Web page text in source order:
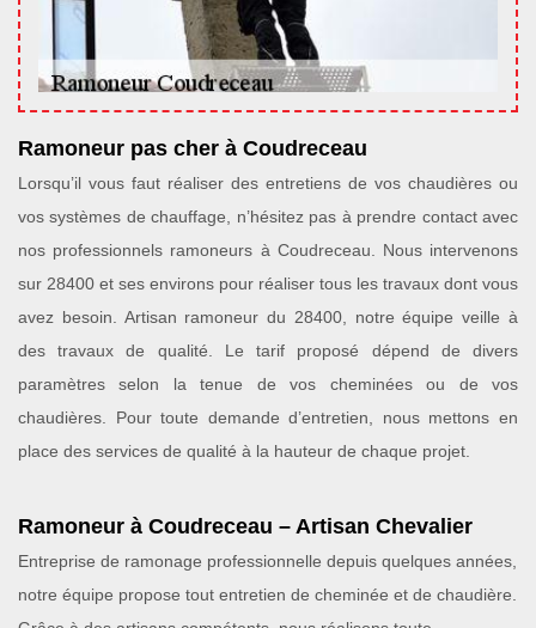
Ramoneur pas cher à Coudreceau
Lorsqu’il vous faut réaliser des entretiens de vos chaudières ou
vos systèmes de chauffage, n’hésitez pas à prendre contact avec
nos professionnels ramoneurs à Coudreceau. Nous intervenons
sur 28400 et ses environs pour réaliser tous les travaux dont vous
avez besoin. Artisan ramoneur du 28400, notre équipe veille à
des travaux de qualité. Le tarif proposé dépend de divers
paramètres selon la tenue de vos cheminées ou de vos
chaudières. Pour toute demande d’entretien, nous mettons en
place des services de qualité à la hauteur de chaque projet.
Ramoneur à Coudreceau – Artisan Chevalier
Entreprise de ramonage professionnelle depuis quelques années,
notre équipe propose tout entretien de cheminée et de chaudière.